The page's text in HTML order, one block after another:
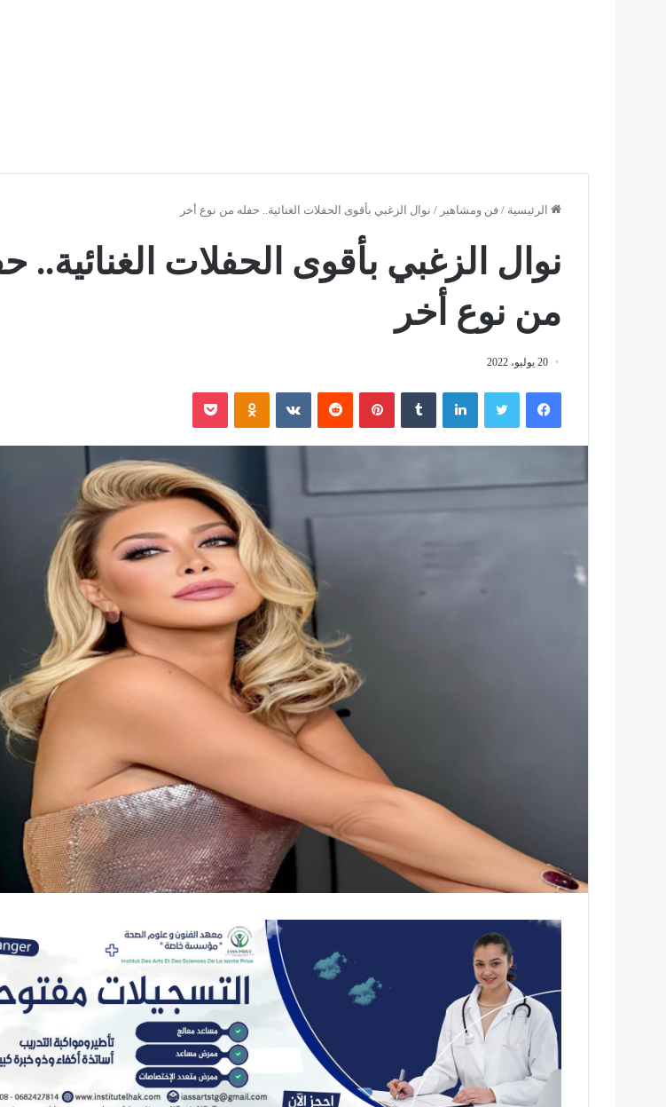
الرئيسية / فن ومشاهير / نوال الزغبي بأقوى الحفلات الغنائية.. حفله من نوع أخر
نوال الزغبي بأقوى الحفلات الغنائية..
من نوع أخر
20 يوليو، 2022
فيسبوك تويتر لينكدإن بينتيريست Odnoklassniki
بوكيت